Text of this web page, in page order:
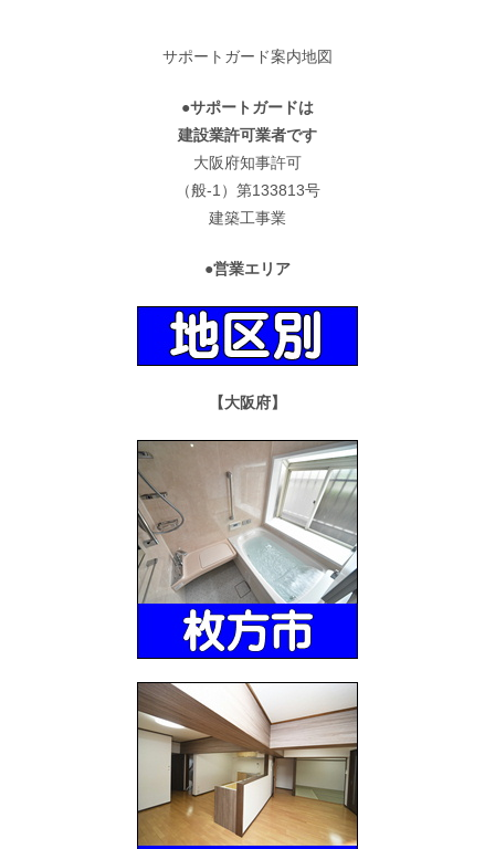
サポートガード案内地図
●サポートガードは
建設業許可業者です
大阪府知事許可
（般-1）第133813号
建築工事業
●営業エリア
【大阪府】